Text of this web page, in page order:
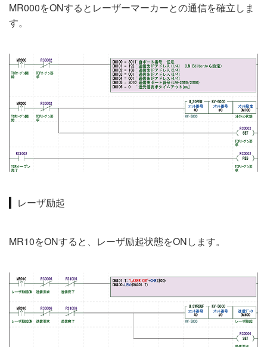
MR000をONするとレーザーマーカーとの通信を確立しま
す。
レーザ励起
MR10をONすると、レーザ励起状態をONします。